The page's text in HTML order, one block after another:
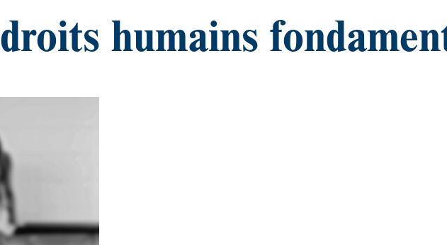
droits humains